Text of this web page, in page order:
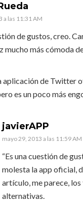
a las 11:31 AM
de gustos, creo.
mucho más cómoda
aplicación de Twitter
es un poco más
javierAPP
mayo 29, 2013 a las 11:59 AM
“Es una cuestión de
molesta la app oficial,
artículo, me parece,
alternativas.